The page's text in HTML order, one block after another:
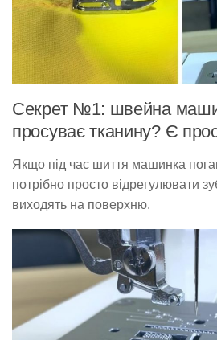
Секрет №1: швейна
просуває тканину? Є
Якщо під час шиття машинка
потрібно просто відрегулювати
виходять на поверхню.